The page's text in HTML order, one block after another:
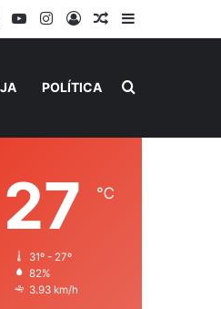
YouTubeInstagram
AccesoPublicación al
Barra lateral
POLÍTICA Buscar por
27 ℃
31º - 27º
82%
3.93 km/h